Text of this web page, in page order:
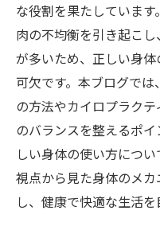
な役割を果たしていま
肉の不均衡を引き起こ
が多いため、正しい身
可欠です。本ブログで
の方法やカイロプラク
のバランスを整えるポ
しい身体の使い方につ
視点から見た身体のメ
し、健康で快適な生活を